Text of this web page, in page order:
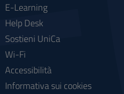
E-Learning
Help Desk
Sostieni UniCa
Wi-Fi
Accessibilità
Informativa sui cookies